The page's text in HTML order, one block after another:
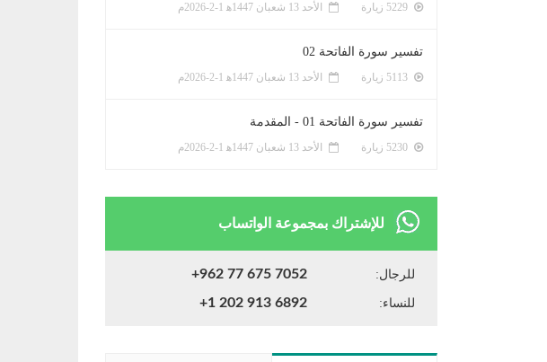
الأحد 13 شعبان 1447ﻫ 1-2-2026م
تفسير سورة الفاتحة 02
الأحد 13 شعبان 1447ﻫ 1-2-2026م
تفسير سورة الفاتحة 01 - المقدمة
الأحد 13 شعبان 1447ﻫ 1-2-2026م
للإشتراك بمجموعة الواتساب
للرجال: +962 77 675 7052
للنساء: +1 202 913 6892